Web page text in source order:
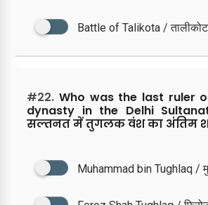
Battle of Talikota /
#22. Who was the last ruler
dynasty in the Delhi
सल्तनत में तुगलक वंश का अंतिम
Muhammad bin Tughlaq /